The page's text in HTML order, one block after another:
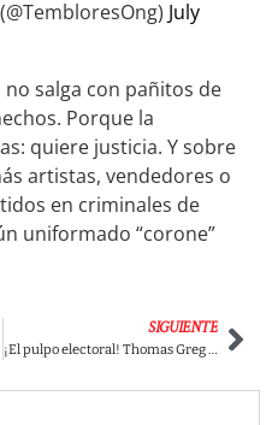
(@TembloresOng) July
salga con pañitos de
Porque la
quiere justicia. Y sobre
artistas, vendedores o
en criminales de
uniformado “corone”
SIGUIENTE
¡El pulpo electoral! Thomas Greg & Sons y el negocio sucio que amarran Pastrana, Santos y Sanín para 2026